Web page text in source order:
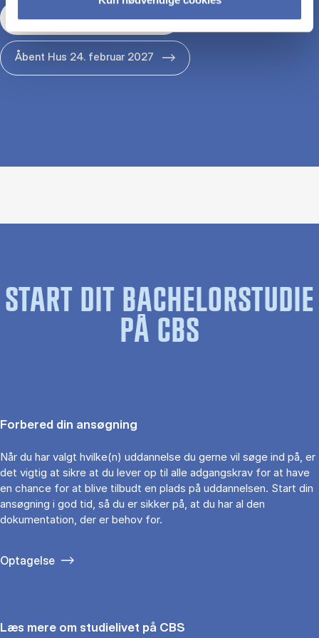
Åbent Hus 29. januar 2027
Åbent Hus 24. februar 2027
START DIT BACHELORSTUDIE
PÅ CBS
Forbered din ansøgning
Når du har valgt hvilke(n) uddannelse du gerne vil søge ind på, er
det vigtig at sikre at du lever op til alle adgangskrav for at have
en chance for at blive tilbudt en plads på uddannelsen. Start din
ansøgning i god tid, så du er sikker på, at du har al den
dokumentation, der er behov for.
Optagelse
Læs mere om studielivet på CBS